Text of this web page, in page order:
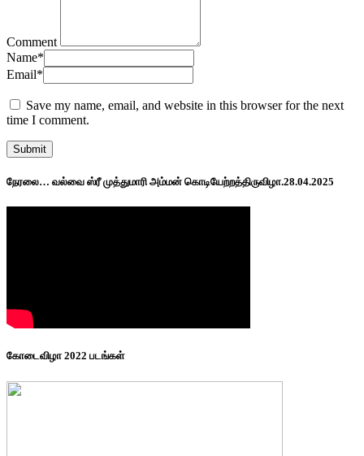
Comment
Name*
Email*
Save my name, email, and website in this browser for the next
time I comment.
நேரலை… வல்வை ஸ்ரீ முத்துமாரி அம்மன் கொடியேற்றத்திருவிழா.28.04.2025
கோடைவிழா 2022 படங்கள்